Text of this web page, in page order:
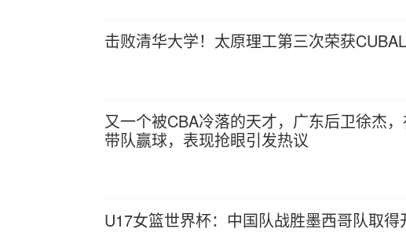
击败清华大学！太原理工第三次荣获
又一个被CBA冷落的天才，广东后卫徐杰
带队赢球，表现抢眼引发热议
U17女篮世界杯：中国队战胜墨西哥队取得